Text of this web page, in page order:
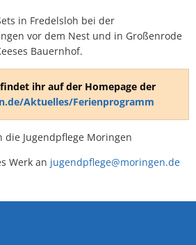
in Fredelsloh bei der
vor dem Nest und in Großenrode
Bauernhof.
ihr auf der Homepage der
Aktuelles/Ferienprogramm
die Jugendpflege Moringen
Werk an jugendpflege@moringen.de